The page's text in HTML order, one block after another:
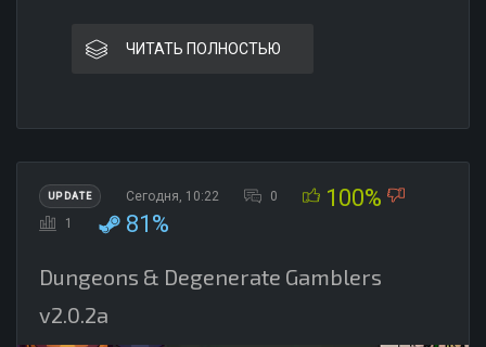
ЧИТАТЬ ПОЛНОСТЬЮ
UPDATE Сегодня, 10:22 0 100%
1 81%
Dungeons & Degenerate Gamblers
v2.0.2a